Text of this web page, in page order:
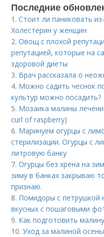
Последние
1.Стоит ли паниковать
Холестерин у женщин
2.Овощ с плохой
репутацией, которые на
здоровой диеты
3. Врач рассказала о
4. Можно садить чеснок
культур можно посадить?
5. Мозаика малины
curl of raspberry)
6. Маринуем огурцы с
стерилизации. Огурцы с
литровую банку
7.Огурцы без хрена на
зиму в банках закрываю
признаю.
8. Помидоры с петрушкой
вкусных с пошаговыми
9. Как подготовить
10.Уход за малиной